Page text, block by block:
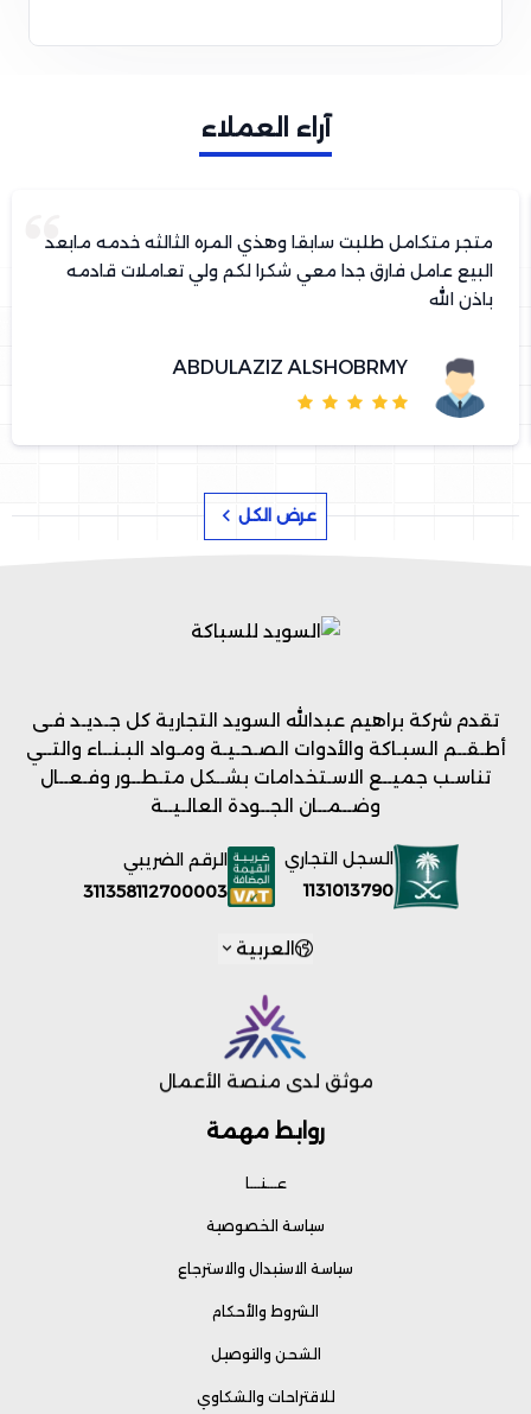
آراء العملاء
متجر متكامل طلبت سابقا وهذي المره الثالثه خدمه مابعد
البيع عامل فارق جدا معي شكرا لكم ولي تعاملات قادمه
باذن الله
ABDULAZIZ ALSHOBRMY
عرض الكل
روابط مهمة
عـــنـــا
سياسة الخصوصية
سياسة الاستبدال والاسترجاع
الشروط والأحكام
الشحن والتوصيل
للاقتراحات والشكاوي
تقدم شركة براهيم عبدالله السويد التجارية كل جـديـد فـى
أطـقــم السبـاكة والأدوات الصـحـيـة ومـواد البـنــاء والتــي
تناسـب جميــع الاسـتخدامات بشــكل متـطــور وفـعــال
وضــمــان الجــودة العالـيــة
السجل التجاري
1131013790
الرقم الضريبي
311358112700003
العربية
موثق لدى منصة الأعمال